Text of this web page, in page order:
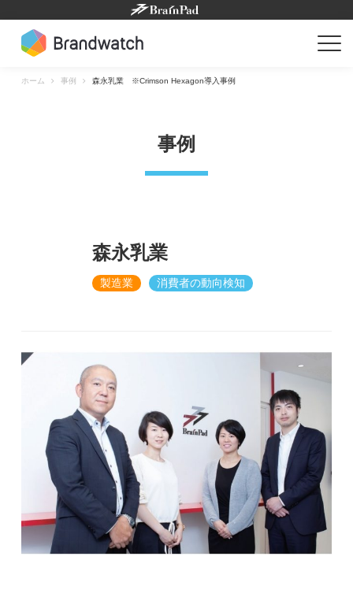
content
ホーム 事例 森永乳業 ※Crimson Hexagon導入事例
事例
森永乳業
製造業 消費者の動向検知